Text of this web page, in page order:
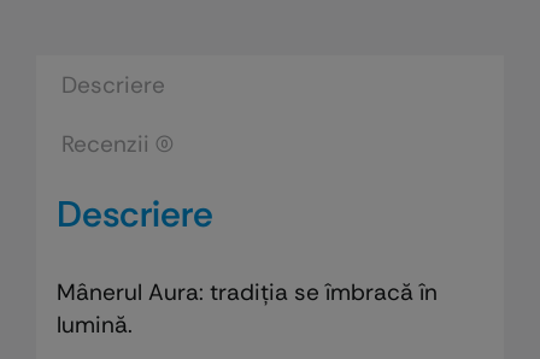
Descriere
Recenzii (0)
Descriere
Mânerul Aura: tradiția se îmbracă în
lumină.